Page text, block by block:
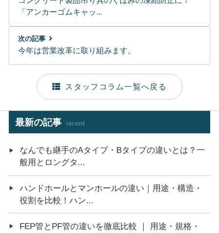
「アンカーゴムキャッ...
次の記事
今年は営業改革に取り組みます。
スタッフコラム一覧へ戻る
最新の記事 recent
なんでも継手のAタイプ・Bタイプの違いとは？一
般用とロングタ...
ハンドホールとマンホールの違い｜用途・構造・
役割を比較！ハン...
FEP管とPF管の違いを徹底比較 ｜ 用途・規格・